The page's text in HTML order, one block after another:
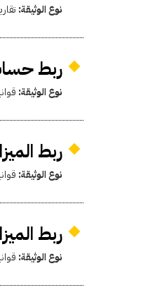
نوع الوثيقة:
ربط حساب
نوع الوثيقة:
ربط
نوع الوثيقة:
ربط
نوع الوثيقة: